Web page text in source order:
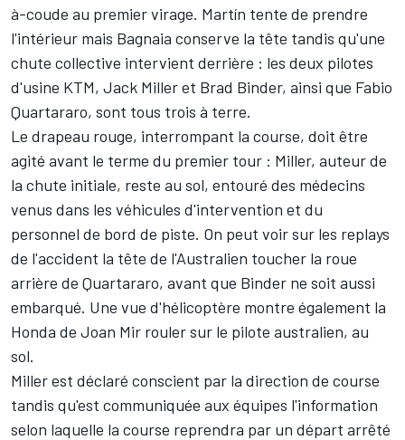
à-coude au premier virage. Martín tente de prendre
l'intérieur mais Bagnaia conserve la tête tandis qu'une
chute collective intervient derrière : les deux pilotes
d'usine KTM, Jack Milleret Brad Binder, ainsi que Fabio
Quartararo, sont tous trois à terre.
Le drapeau rouge, interrompant la course, doit être
agité avant le terme du premier tour : Miller, auteur de
la chute initiale, reste au sol, entouré des médecins
venus dans les véhicules d'intervention et du
personnel de bord de piste. On peut voir sur les replays
de l'accident la tête de l'Australien toucher la roue
arrière de Quartararo, avant que Binder ne soit aussi
embarqué. Une vue d'hélicoptère montre également la
Honda de Joan Mir rouler sur le pilote australien, au
sol.
Miller est déclaré conscient par la direction de course
tandis qu'est communiquée aux équipes l'information
selon laquelle la course reprendra par un départ arrêté